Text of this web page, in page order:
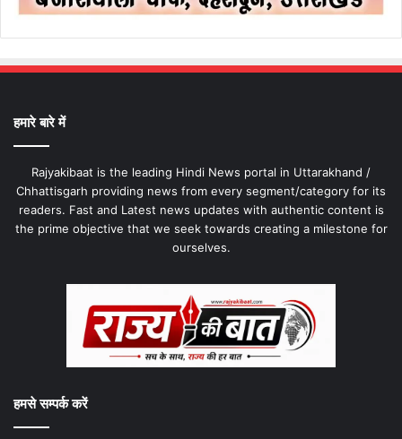
हमारे बारे में
Rajyakibaat is the leading Hindi News portal in Uttarakhand /
Chhattisgarh providing news from every segment/category for its
readers. Fast and Latest news updates with authentic content is
the prime objective that we seek towards creating a milestone for
ourselves.
हमसे सम्पर्क करें